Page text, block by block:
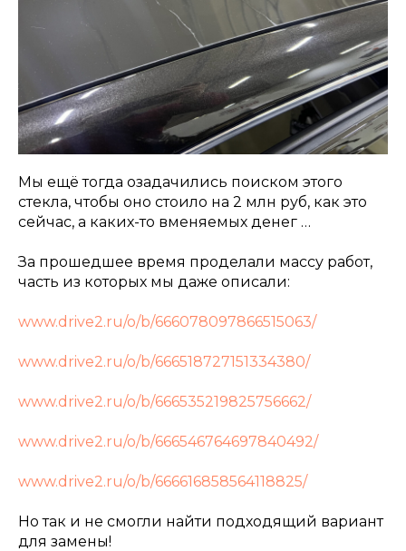
Мы ещё тогда озадачились поиском этого
стекла, чтобы оно стоило на 2 млн руб, как это
сейчас, а каких-то вменяемых денег …
За прошедшее время проделали массу работ,
часть из которых мы даже описали:
www.drive2.ru/o/b/666078097866515063/
www.drive2.ru/o/b/666518727151334380/
www.drive2.ru/o/b/666535219825756662/
www.drive2.ru/o/b/666546764697840492/
www.drive2.ru/o/b/666616858564118825/
Но так и не смогли найти подходящий вариант
для замены!